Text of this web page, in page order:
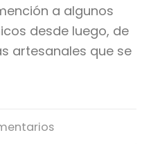
a algunos
desde luego, de
artesanales que se